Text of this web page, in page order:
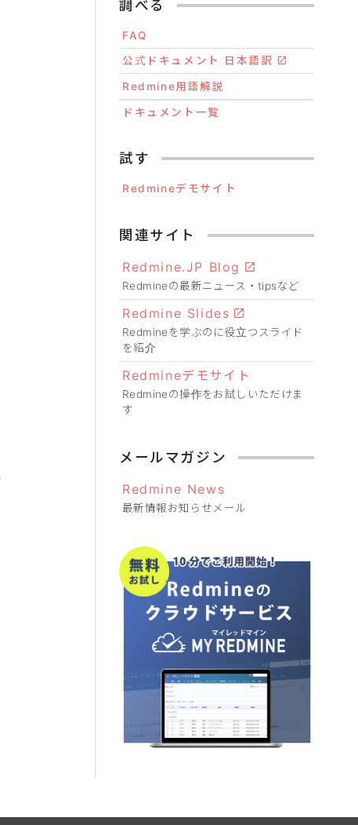
調べる
FAQ
公式ドキュメント 日本語訳
Redmine用語解説
ドキュメント一覧
試す
Redmineデモサイト
関連サイト
Redmine.JP Blog
Redmineの最新ニュース・tipsなど
Redmine Slides
Redmineを学ぶのに役立つスライド
を紹介
Redmineデモサイト
Redmineの操作をお試しいただけま
す
メールマガジン
Redmine News
最新情報お知らせメール